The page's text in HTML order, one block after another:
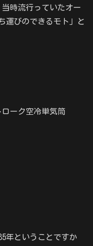
時流行っていたオー
運びのできるモト」と
ローク空冷単気筒
年ということですか